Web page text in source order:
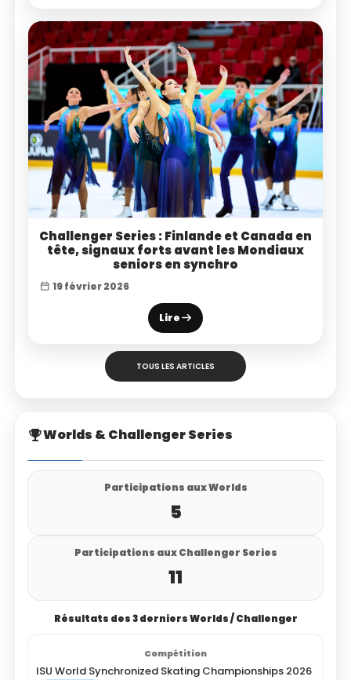
Challenger Series : Finlande et Canada en
tête, signaux forts avant les Mondiaux
seniors en synchro
19 février 2026
Lire
TOUS LES ARTICLES
Worlds & Challenger Series
Participations aux Worlds
5
Participations aux Challenger Series
11
Résultats des 3 derniers Worlds / Challenger
ISU World Synchronized Skating Championships 2026